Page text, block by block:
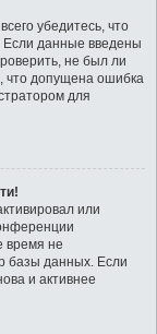
убедитесь, что
Если данные введены
не был ли
что допущена ошибка
для
или
время не
базы данных. Если
и активнее